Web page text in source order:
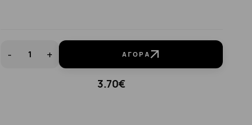
- + ΑΓΟΡΆ
3.70€